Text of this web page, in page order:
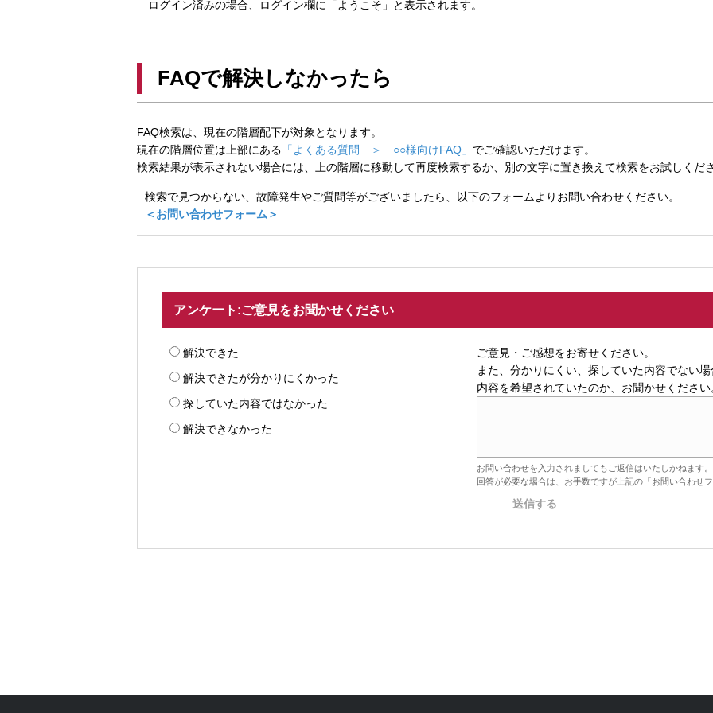
ログイン済みの場合、ログイン欄に「ようこそ」と表示されます。
FAQで解決しなかったら
FAQ検索は、現在の階層配下が対象となります。
現在の階層位置は上部にある 「よくある質問 ＞ ○○様向けFAQ」 でご確認いただけます。
検索結果が表示されない場合には、上の階層に移動して再度検索するか、別の文字に置き換えて検索をお試しくだ
検索で見つからない、故障発生やご質問等がございましたら、以下のフォームよりお問い合わせください。
＜お問い合わせフォーム＞
アンケート:ご意見をお聞かせください
解決できた
解決できたが分かりにくかった
探していた内容ではなかった
解決できなかった
ご意見・ご感想をお寄せください。
また、分かりにくい、探していた内容でない
内容を希望されていたのか、お聞かせください
お問い合わせを入力されましてもご返信はいたしかねます。
回答が必要な場合は、お手数ですが上記の「お問い合わせ